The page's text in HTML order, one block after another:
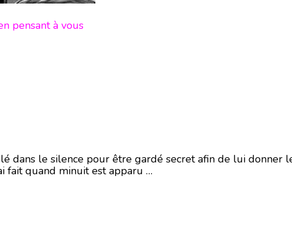
pensant à vous
dans le silence pour être gardé secret afin de lui donner
fait quand minuit est apparu …